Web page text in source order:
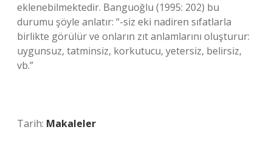
eklenebilmektedir. Banguoğlu (1995: 202) bu
durumu şöyle anlatır: “-siz eki nadiren sıfatlarla
birlikte görülür ve onların zıt anlamlarını oluşturur:
uygunsuz, tatminsiz, korkutucu, yetersiz, belirsiz,
vb.”
Tarih: Makaleler